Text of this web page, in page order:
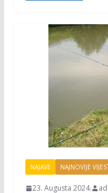
NAJAVE NAJNOVIJE
23. Augusta 2024.